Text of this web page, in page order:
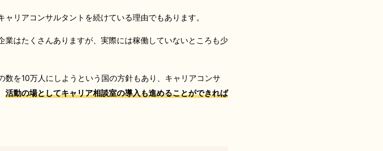
リアコンサルタントを続けている理由でもあります。
業はたくさんありますが、実際には稼働していないところも少
数を10万人にしようという国の方針もあり、キャリアコンサ
活動の場としてキャリア相談室の導入も進めることができれば